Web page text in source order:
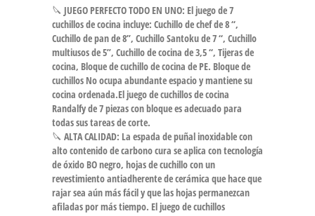
🔪 JUEGO PERFECTO TODO EN UNO: El juego de 7
cuchillos de cocina incluye: Cuchillo de chef de 8 “,
Cuchillo de pan de 8”, Cuchillo Santoku de 7 “, Cuchillo
multiusos de 5”, Cuchillo de cocina de 3,5 “, Tijeras de
cocina, Bloque de cuchillo de cocina de PE. Bloque de
cuchillos No ocupa abundante espacio y mantiene su
cocina ordenada.El juego de cuchillos de cocina
Randalfy de 7 piezas con bloque es adecuado para
todas sus tareas de corte.
🔪 ALTA CALIDAD: La espada de puñal inoxidable con
alto contenido de carbono cura se aplica con tecnología
de óxido BO negro, hojas de cuchillo con un
revestimiento antiadherente de cerámica que hace que
rajar sea aún más fácil y que las hojas permanezcan
afiladas por más tiempo. El juego de cuchillos